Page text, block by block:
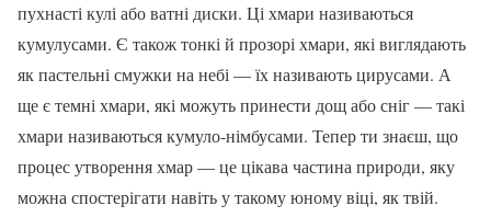
пухнасті кулі або ватні диски. Ці хмари називаються
кумулусами. Є також тонкі й прозорі хмари, які виглядають
як пастельні смужки на небі — їх називають цирусами. А
ще є темні хмари, які можуть принести дощ або сніг — такі
хмари називаються кумуло-німбусами. Тепер ти знаєш, що
процес утворення хмар — це цікава частина природи, яку
можна спостерігати навіть у такому юному віці, як твій.